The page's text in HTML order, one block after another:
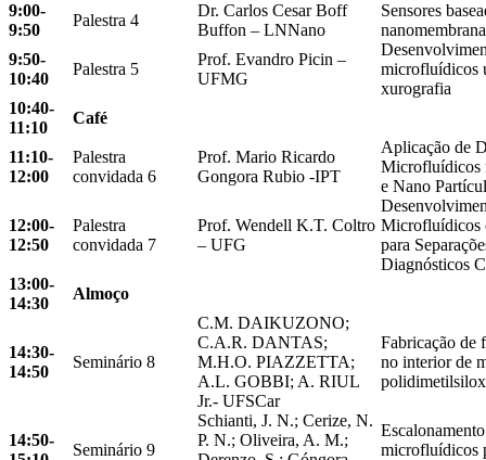
9:00-
9:50
Palestra 4
Dr. Carlos Cesar Boff
Buffon – LNNano
Sensores
9:50-
10:40
Palestra 5
Prof. Evandro Picin –
UFMG
microfluídicos
xurografia
10:40-
11:10
Café
11:10-
12:00
Palestra
convidada 6
Prof. Mario Ricardo
Gongora Rubio -IPT
Aplicação de
Microfluídicos
e Nano
12:00-
12:50
Palestra
convidada 7
Prof. Wendell K.T. Coltro
– UFG
Microfluídicos
para
Diagnósticos
13:00-
14:30
Almoço
14:30-
14:50
Seminário 8
C.M. DAIKUZONO;
C.A.R. DANTAS;
M.H.O. PIAZZETTA;
A.L. GOBBI; A. RIUL
Jr.- UFSCar
Fabricação de
no interior de
14:50-
Seminário 9
Schianti, J. N.; Cerize, N.
P. N.; Oliveira, A. M.;
microfluídicos